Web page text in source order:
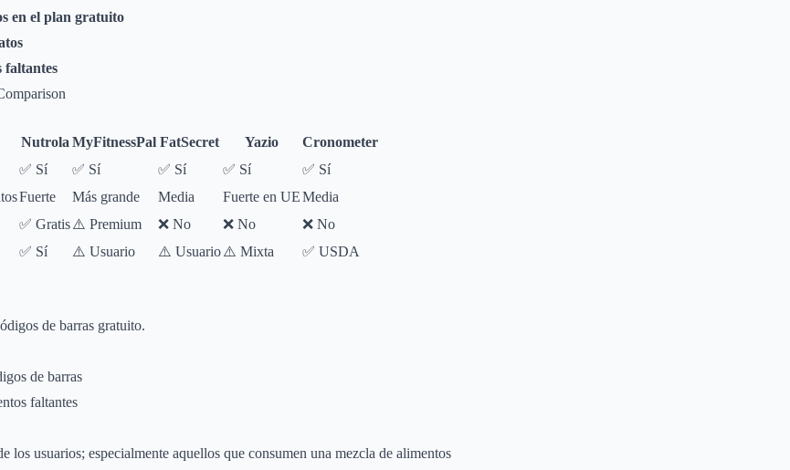
en el plan gratuito
faltantes
Nutrola MyFitnessPal FatSecret Yazio
Cronometer
✅ Sí ✅ Sí ✅ Sí ✅ Sí
✅ Sí
Fuerte Más grande Media Fuerte en UEMedia
✅ Gratis⚠️ Premium ❌ No ❌ No
❌ No
✅ Sí ⚠️ Usuario ⚠️ Usuario⚠️ Mixta ✅ USDA
de barras gratuito.
de barras
faltantes
los usuarios; especialmente aquellos que consumen una mezcla de alimentos